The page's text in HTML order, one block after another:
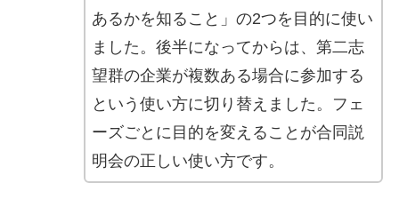
あるかを知ること」の2つを目的に使い
ました。後半になってからは、第二志
望群の企業が複数ある場合に参加する
という使い方に切り替えました。フェ
ーズごとに目的を変えることが合同説
明会の正しい使い方です。